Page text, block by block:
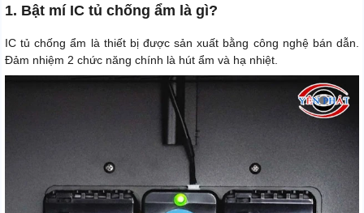
1. Bật mí IC tủ chống ẩm là gì?
IC tủ chống ẩm là thiết bị được sản xuất bằng công nghệ bán dẫn.
Đảm nhiệm 2 chức năng chính là hút ẩm và hạ nhiệt.